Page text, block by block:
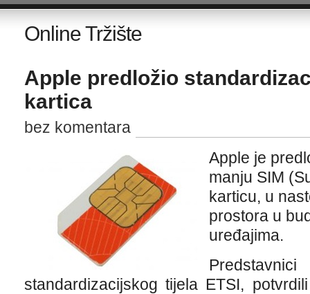
Online Tržište
Apple predložio
kartica
bez komentara
Apple je
manju SIM
karticu, u
prostora u
uređajima.
standardizacijskog tijela ETSI,